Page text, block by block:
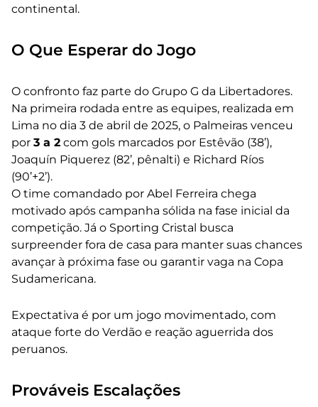
continental.
O Que Esperar do Jogo
O confronto faz parte do Grupo G da Libertadores.
Na primeira rodada entre as equipes, realizada em
Lima no dia 3 de abril de 2025, o Palmeiras venceu
por 3 a 2 com gols marcados por Estêvão (38’),
Joaquín Piquerez (82’, pênalti) e Richard Ríos
(90’+2’).
O time comandado por Abel Ferreira chega
motivado após campanha sólida na fase inicial da
competição. Já o Sporting Cristal busca
surpreender fora de casa para manter suas chances
avançar à próxima fase ou garantir vaga na Copa
Sudamericana.
Expectativa é por um jogo movimentado, com
ataque forte do Verdão e reação aguerrida dos
peruanos.
Prováveis Escalações